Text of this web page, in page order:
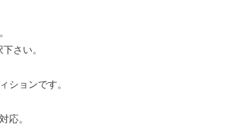
さい。
ションです。
応。